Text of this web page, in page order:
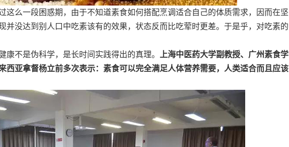
这么一段困惑期，由于不知道素食如何搭配烹调适合自己的体质需求，因而在坚
并没达到别人口中吃素该有的效果，状态反而比吃荤时更差。于是乎，对吃素的
康不是伪科学，是长时间实践得出的真理。
上海中医药大学副教授、广州素食学
西亚拿督杨立前多次表示：素食可以完全满足人体营养需要，人类适合而且应该